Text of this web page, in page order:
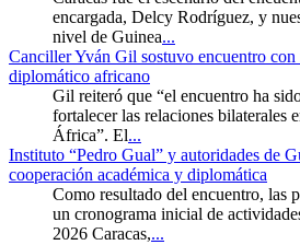
encargada, Delcy Rodríguez, y
nivel de Guinea...
Canciller Yván Gil sostuvo encuentro con
diplomático africano
Gil reiteró que “el encuentro ha
fortalecer las relaciones bilaterales
África”. El...
Instituto “Pedro Gual” y autoridades de
cooperación académica y diplomática
Como resultado del encuentro, las
un cronograma inicial de
2026 Caracas,...